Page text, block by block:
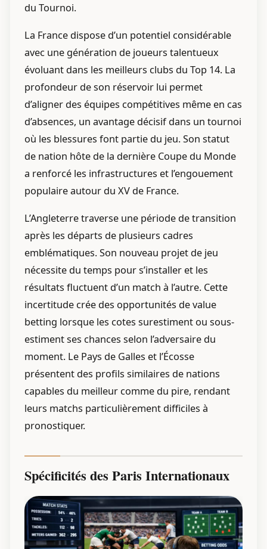
du Tournoi.
La France dispose d’un potentiel considérable
avec une génération de joueurs talentueux
évoluant dans les meilleurs clubs du Top 14. La
profondeur de son réservoir lui permet
d’aligner des équipes compétitives même en cas
d’absences, un avantage décisif dans un tournoi
où les blessures font partie du jeu. Son statut
de nation hôte de la dernière Coupe du Monde
a renforcé les infrastructures et l’engouement
populaire autour du XV de France.
L’Angleterre traverse une période de transition
après les départs de plusieurs cadres
emblématiques. Son nouveau projet de jeu
nécessite du temps pour s’installer et les
résultats fluctuent d’un match à l’autre. Cette
incertitude crée des opportunités de value
betting lorsque les cotes surestiment ou sous-
estiment ses chances selon l’adversaire du
moment. Le Pays de Galles et l’Écosse
présentent des profils similaires de nations
capables du meilleur comme du pire, rendant
leurs matchs particulièrement difficiles à
pronostiquer.
Spécificités des Paris Internationaux